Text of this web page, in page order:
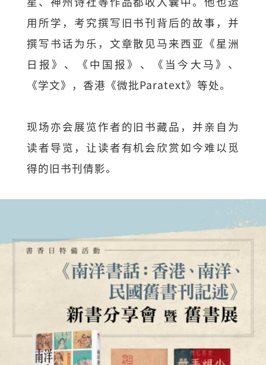
用所学，考究撰写旧书刊背后的故事，并
撰写书话为乐，文章散见马来西亚《星洲
日报》、《中国报》、《当今大马》、
《学文》，香港《微批Paratext》等处。
现场亦会展览作者的旧书藏品，并亲自为
读者导览，让读者有机会欣赏如今难以觅
得的旧书刊倩影。